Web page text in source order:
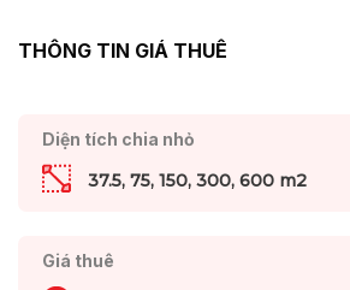
THÔNG TIN GIÁ THUÊ
Diện tích chia nhỏ
37.5, 75, 150, 300, 600 m2
Giá thuê